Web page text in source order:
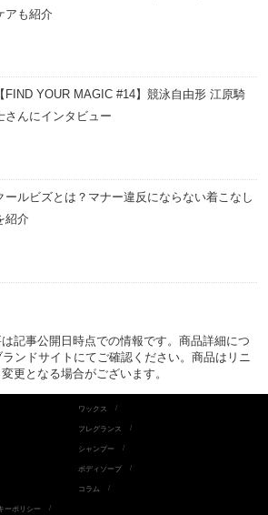
アも紹介
【FIND YOUR MAGIC #14】競泳自由形 江原騎
さんにインタビュー
ールビズとは？マナー違反にならない着こなし
紹介
記事公開日時点での情報です。商品詳細につ
ンドサイトにてご確認ください。商品はリニ
更となる場合がございます。
ワックス
フレグランス
シャンプー
ボディソープ
コラム
ーポリシー